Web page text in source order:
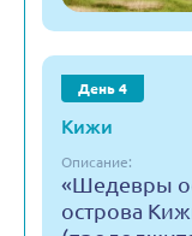
День 4
Кижи
Описание:
«Шедевры
острова